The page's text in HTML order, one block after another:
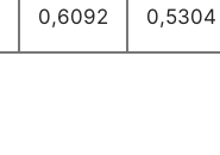
0,6092 0,5304